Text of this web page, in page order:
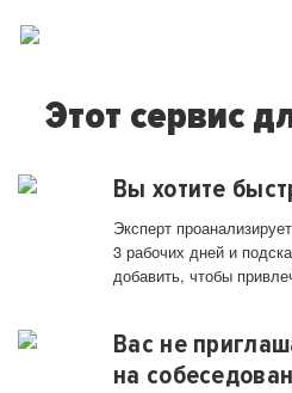
Этот сервис
Вы хотите
Эксперт
3 рабочих дней и
добавить, чтобы
Вас не
на